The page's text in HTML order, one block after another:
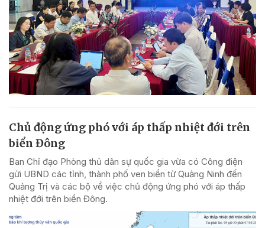
Chủ động ứng phó với áp thấp nhiệt đới trên
biển Đông
Ban Chỉ đạo Phòng thủ dân sự quốc gia vừa có Công điện
gửi UBND các tỉnh, thành phố ven biển từ Quảng Ninh đến
Quảng Trị và các bộ về việc chủ động ứng phó với áp thấp
nhiệt đới trên biển Đông.